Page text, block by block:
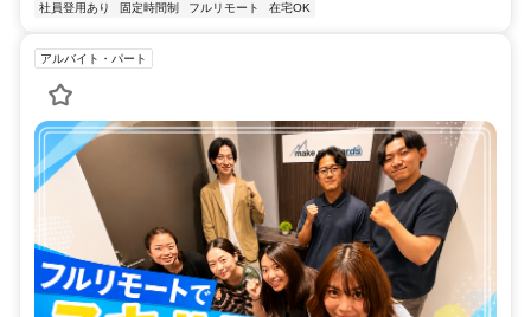
社員登用あり 固定時間制 フルリモート 在宅OK
アルバイト・パート